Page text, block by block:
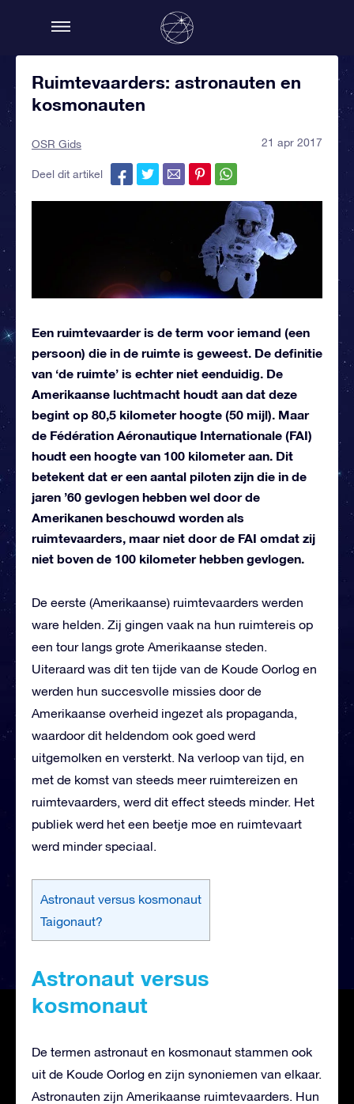
Ruimtevaarders: astronauten en
kosmonauten
OSR Gids 21 apr 2017
Deel dit artikel
Een ruimtevaarder is de term voor iemand (een
persoon) die in de ruimte is geweest. De definitie
van ‘de ruimte’ is echter niet eenduidig. De
Amerikaanse luchtmacht houdt aan dat deze
begint op 80,5 kilometer hoogte (50 mijl). Maar
de Fédération Aéronautique Internationale (FAI)
houdt een hoogte van 100 kilometer aan. Dit
betekent dat er een aantal piloten zijn die in de
jaren ’60 gevlogen hebben wel door de
Amerikanen beschouwd worden als
ruimtevaarders, maar niet door de FAI omdat zij
niet boven de 100 kilometer hebben gevlogen.
De eerste (Amerikaanse) ruimtevaarders werden
ware helden. Zij gingen vaak na hun ruimtereis op
een tour langs grote Amerikaanse steden.
Uiteraard was dit ten tijde van de Koude Oorlog en
werden hun succesvolle missies door de
Amerikaanse overheid ingezet als propaganda,
waardoor dit heldendom ook goed werd
uitgemolken en versterkt. Na verloop van tijd, en
met de komst van steeds meer ruimtereizen en
ruimtevaarders, werd dit effect steeds minder. Het
publiek werd het een beetje moe en ruimtevaart
werd minder speciaal.
Astronaut versus kosmonaut
Taigonaut?
Astronaut versus
kosmonaut
De termen astronaut en kosmonaut stammen ook
uit de Koude Oorlog en zijn synoniemen van elkaar.
Astronauten zijn Amerikaanse ruimtevaarders. Hun